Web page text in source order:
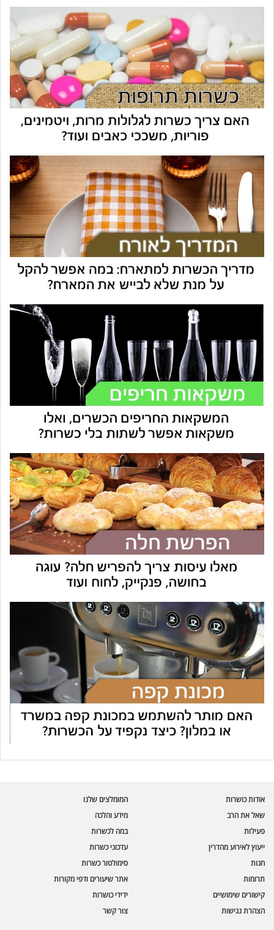
אודות כושרות
שאל את הרב
פעילות
ייעוץ לאירוע מהדרין
המומלצים שלנו
מידע והלכה
במה לכשרות
עדכוני כשרות
חנות
תרומות
קישורים שימושיים
הצהרת נגישות
סימולטור כשרות
אתר שיעורים ודפי מקורות
ידידי כושרות
צור קשר
🪲 בדיקת חרקים
מספר כושרות ומאמרי האתר
🔀 תערובות כלים ומאכלים